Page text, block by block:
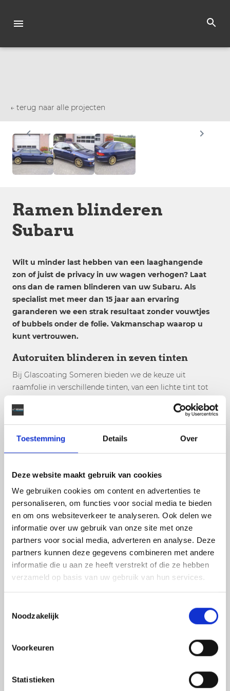
Toestemming Details Over
Deze website maakt gebruik van cookies
We gebruiken cookies om content en advertenties te
personaliseren, om functies voor social media te bieden
en om ons websiteverkeer te analyseren. Ook delen we
informatie over uw gebruik van onze site met onze
partners voor social media, adverteren en analyse. Deze
partners kunnen deze gegevens combineren met andere
informatie die u aan ze heeft verstrekt of die ze hebben
verzameld op basis van uw gebruik van hun services.
Noodzakelijk
Voorkeuren
Statistieken
← terug naar alle projecten
Ramen blinderen
Subaru
Wilt u minder last hebben van een laaghangende
zon of juist de privacy in uw wagen verhogen? Laat
ons dan de ramen blinderen van uw Subaru. Als
specialist met meer dan 15 jaar aan ervaring
garanderen we een strak resultaat zonder vouwtjes
of bubbels onder de folie. Vakmanschap waarop u
kunt vertrouwen.
Autoruiten blinderen in zeven tinten
Bij Glascoating Someren bieden we de keuze uit
raamfolie in verschillende tinten, van een lichte tint tot
Gebruik dan onze tinttool en bepaal hoe u de ruiten van
uw Subaru wilt blinderen.
Voordelen ramen blinderen
auto de volgende voordelen:
Verhoging privacy doordat je moeilijker in de auto
Minder last van laaghangende zon en warmte in de
Verlaging inbraakgevoeligheid door de inbraak
vertragende werking van de raamfolie
Benieuwd naar de mogelijkheden om de ruiten van uw
Subaru te blinderen? Bekijk hieronder eerdere Subaru’s
waarvan wij de ramen geblindeerd hebben en
vraag